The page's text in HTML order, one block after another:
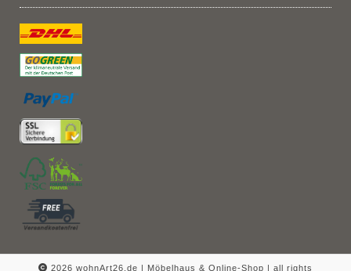
2026 wohnArt26.de | Möbelhaus & Online-Shop | all rights